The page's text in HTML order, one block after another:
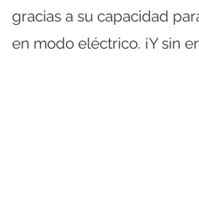
gracias a su capacidad
en modo eléctrico. ¡Y sin